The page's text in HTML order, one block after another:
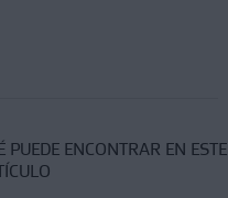
PUEDE ENCONTRAR EN ESTE